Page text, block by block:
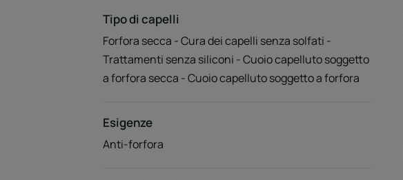
Tipo di capelli
Forfora secca - Cura dei capelli senza solfati -
Trattamenti senza siliconi - Cuoio capelluto soggetto
a forfora secca - Cuoio capelluto soggetto a forfora
Esigenze
Anti-forfora